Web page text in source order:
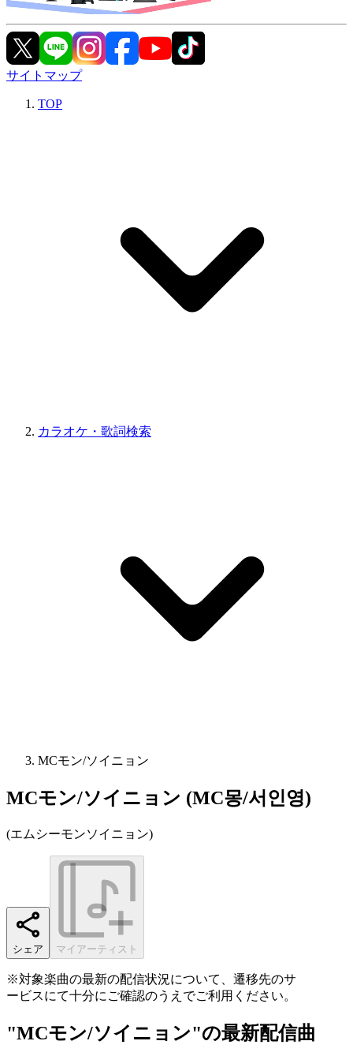
サイトマップ
TOP
カラオケ・歌詞検索
MCモン/ソイニョン
MCモン/ソイニョン (MC몽/서인영)
(エムシーモンソイニョン)
シェア マイアーティスト
※対象楽曲の最新の配信状況について、遷移先のサ
ービスにて十分にご確認のうえでご利用ください。
"MCモン/ソイニョン"の最新配信曲